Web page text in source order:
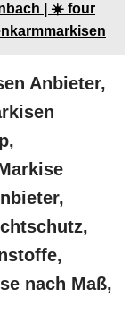
| ☀️ four
Anbieter,
nach Maß,